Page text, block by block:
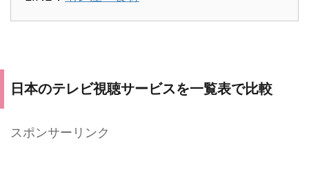
日本のテレビ視聴サービスを一覧表で比較
スポンサーリンク